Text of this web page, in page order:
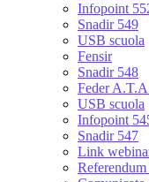
Infopoint
Snadir 549
USB scuola
Fensir
Snadir 548
Feder
USB scuola
Infopoint
Snadir 547
Link